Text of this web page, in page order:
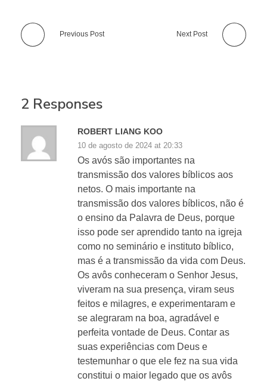
Previous Post Next Post
2 Responses
ROBERT LIANG KOO
10 de agosto de 2024 at 20:33
Os avós são importantes na
transmissão dos valores bíblicos aos
netos. O mais importante na
transmissão dos valores bíblicos, não é
o ensino da Palavra de Deus, porque
isso pode ser aprendido tanto na igreja
como no seminário e instituto bíblico,
mas é a transmissão da vida com Deus.
Os avôs conheceram o Senhor Jesus,
viveram na sua presença, viram seus
feitos e milagres, e experimentaram e
se alegraram na boa, agradável e
perfeita vontade de Deus. Contar as
suas experiências com Deus e
testemunhar o que ele fez na sua vida
constitui o maior legado que os avôs